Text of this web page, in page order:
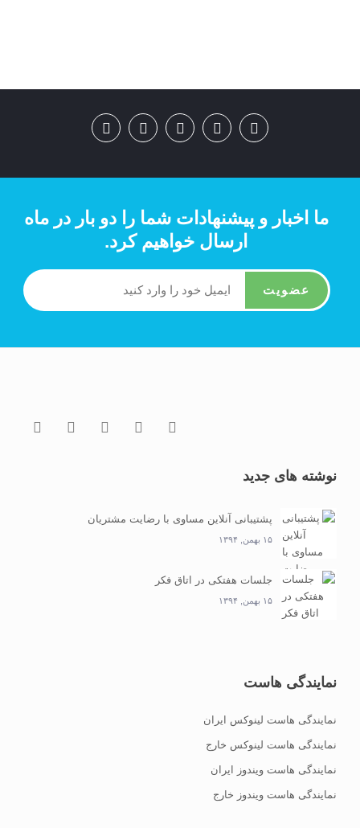
ما اخبار و پیشنهادات شما را دو بار در ماه
ارسال خواهیم کرد.
عضویت
نوشته های جدید
پشتیبانی آنلاین مساوی با رضایت مشتریان
۱۵ بهمن, ۱۳۹۴
جلسات هفتکی در اتاق فکر
۱۵ بهمن, ۱۳۹۴
نمایندگی هاست
نمایندگی هاست لینوکس ایران
نمایندگی هاست لینوکس خارج
نمایندگی هاست ویندوز ایران
نمایندگی هاست ویندوز خارج